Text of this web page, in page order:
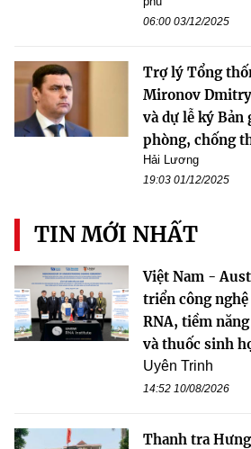
06:00 03/12/2025
Trợ lý Tổng
Mironov
và dự lễ ký Bản
phòng, chống
Hải Lương
19:03 01/12/2025
TIN MỚI NHẤT
Việt Nam -
triển công
RNA, tiềm
và thuốc sinh
Uyên Trinh
14:52 10/08/2026
Thanh tra